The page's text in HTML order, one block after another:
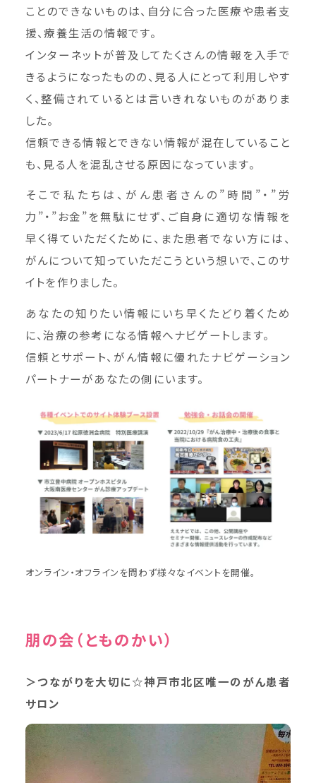
ことのできないものは、自分に合った医療や患者支
援、療養生活の情報です。
インターネットが普及してたくさんの情報を入手で
きるようになったものの、見る人にとって利用しやす
く、整備されているとは言いきれないものがありま
した。
信頼できる情報とできない情報が混在していること
も、見る人を混乱させる原因になっています。
そこで私たちは、がん患者さんの”時間”・”労
力”・”お金”を無駄にせず、ご自身に適切な情報を
早く得ていただくために、また患者でない方には、
がんについて知っていただこうという想いで、このサ
イトを作りました。
あなたの知りたい情報にいち早くたどり着くため
に、治療の参考になる情報へナビゲートします。
信頼とサポート、がん情報に優れたナビゲーション
パートナーがあなたの側にいます。
オンライン・オフラインを問わず様々なイベントを開催。
朋の会（とものかい）
＞つながりを大切に☆神戸市北区唯一のがん患者
サロン